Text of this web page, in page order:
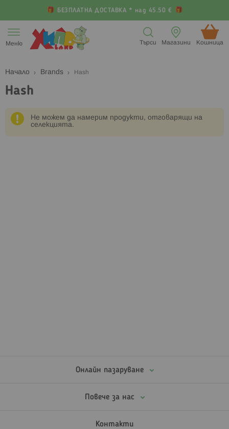
БЕЗПЛАТНА ДОСТАВКА * над 45.50 €
към
съдържанието
Меню Кошница (
Магазини
Търси
Начало Brands Hash
Hash
Не можем да намерим продукти, отговарящи на
селекцията.
Онлайн пазаруване
Повече за нас
Контакти